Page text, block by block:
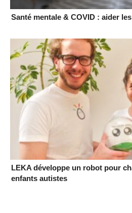
Santé mentale & COVID : aider
LEKA développe un robot pour
enfants autistes